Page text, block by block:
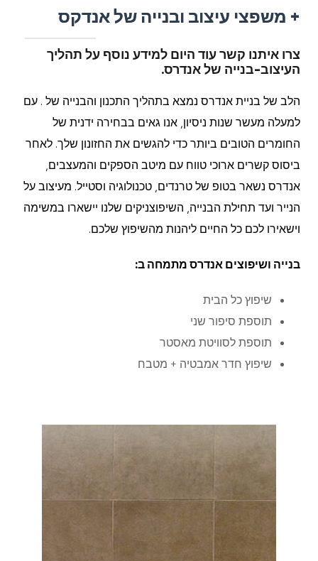
+ משפצי עיצוב ובנייה של אנדקס
צרו איתנו קשר עוד היום למידע נוסף על תהליך
העיצוב-בנייה של אנדרס.
הלב של בניית אנדרס נמצא בתהליך התכנון והבנייה של . עם
למעלה מעשר שנות ניסיון, אנו גאים בבחירה ידנית של
החומרים הטובים ביותר כדי להגשים את החזונון שלך. לאחר
ביסוס קשרים ארוכי טווח עם מיטב הספקים והמעצבים,
אנדרס נשאר בטופ של טרנדים, טכנולוגיה וסטייל. מעיצוב על
הנייר ועד תחילת הבנייה, השיפוצניקים שלנו יישארו במשימה
וישאירו לכם כל החיים ליהנות מהשיפוץ שלכם.
בנייה ושיפוצים אנדרס מתמחה ב:
שיפוץ כל הבית
תוספת סיפור שני
תוספת לסוויטת מאסטר
שיפוץ חדר אמבטיה + מטבח